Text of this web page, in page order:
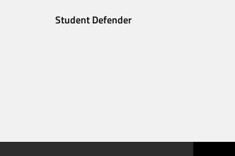
Student Defender